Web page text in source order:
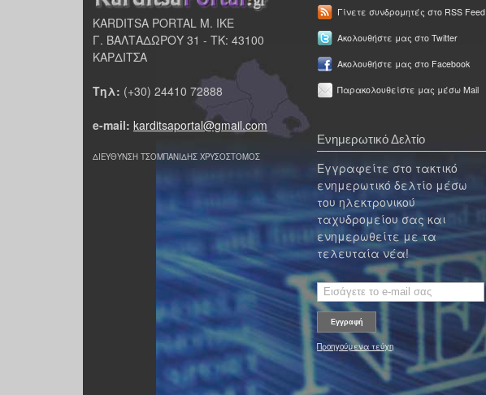
KARDITSA PORTAL Μ. ΙΚΕ
Γ. ΒΑΛΤΑΔΩΡΟΥ 31 - ΤΚ: 43100
ΚΑΡΔΙΤΣΑ
Τηλ: (+30) 24410 72888
e-mail: karditsaportal@gmail.com
ΔΙΕΥΘΥΝΣΗ ΤΣΟΜΠΑΝΙΔΗΣ ΧΡΥΣΟΣΤΟΜΟΣ
Γίνετε συνδρομητές στο RSS Feed
Ακολουθήστε μας στο Twitter
Ακολουθήστε μας στο Facebook
Παρακολουθείστε μας μέσω Mail
Ενημερωτικό Δελτίο
Εγγραφείτε στο τακτικό
ενημερωτικό δελτίο μέσω
του ηλεκτρονικού
ταχυδρομείου σας και
ενημερωθείτε με τα
τελευταία νέα!
Προηγούμενα τεύχη